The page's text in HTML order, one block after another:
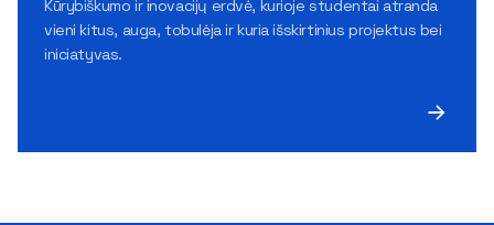
Kūrybiškumo ir inovacijų erdvė, kurioje studentai atranda
vieni kitus, auga, tobulėja ir kuria išskirtinius projektus bei
iniciatyvas.